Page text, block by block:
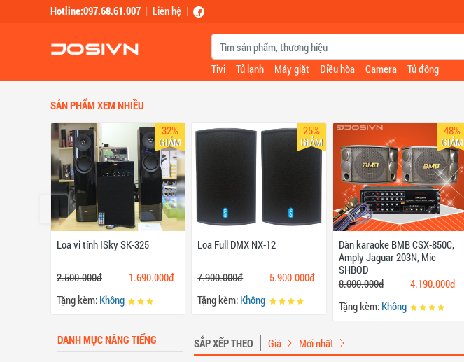
Skip to main contentHotline:097.68.61.007 | Liên hệ |
Tivi Tủ lạnh Máy giặt Điều hòa Camera Tủ đông
SẢN PHẨM XEM NHIỀU
Loa vi tính ISky SK-325
2.500.000đ
1.690.000đ
Tặng kèm: Không
32%
GIẢM
Loa Full DMX NX-12
7.900.000đ
5.900.000đ
Tặng kèm: Không
25%
GIẢM
Dàn karaoke BMB CSX-850C,
Amply Jaguar 203N, Mic
SHBOD
8.000.000đ
4.190.000đ
Tặng kèm: Không
48%
GIẢM
DANH MỤC NÂNG TIẾNG SẮP XẾP THEO Giá Mới nhất